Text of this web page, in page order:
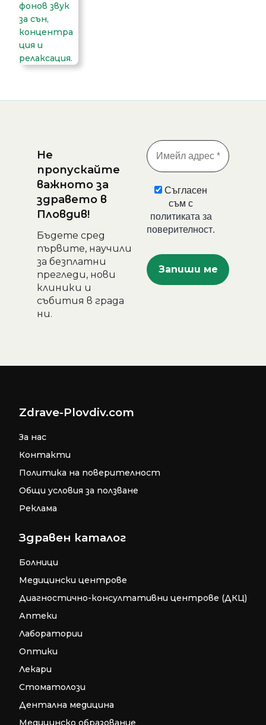
Не
пропускайте
важното за
здравето в
Пловдив!
Бъдете сред
първите, научили
за безплатни
прегледи, нови
клиники и
събития в града
ни.
Съгласен
съм с
политиката за
поверителност.
Zdrave-Plovdiv.com
За нас
Контакти
Политика на поверителност
Общи условия за ползване
Реклама
Здравен каталог
Болници
Медицински центрове
Диагностично-консултативни центрове (ДКЦ)
Аптеки
Лаборатории
Оптики
Лекари
Стоматолози
Дентална медицина
Медицинско образование